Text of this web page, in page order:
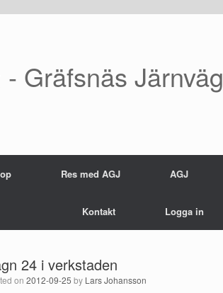
- Gräfsnäs Järnväg
Res med AGJ AGJ
Kontakt Logga in
24 i verkstaden
on2012-09-25 by Lars Johansson